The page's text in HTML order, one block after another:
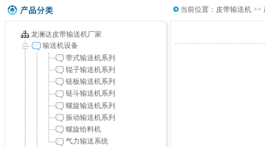
龙澜达皮带输送机厂家
输送机设备
带式输送机系列
辊子输送机系列
链板输送机系列
链斗输送机系列
螺旋输送机系列
振动输送机系列
螺旋给料机
气力输送系统
当前位置： 皮带输送机>>